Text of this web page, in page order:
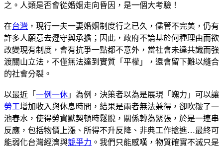
之。人類是否會從婚姻走向昏因，是一個大考驗！
在台灣 ，現行一夫一妻婚姻制度行之已久，儘管不完美，仍有
許多人願意去遵守與承擔；因此，政府不論基於何種理由而欲
改變現有制度，會有抗爭一點都不意外，當社會未達共識而強
渡關山立法，不僅無法達到實質「平權」，還會留下難以縫合
的社會分裂。
以最近「 一例一休 」為例，決策者以為是展現「魄力」可以讓
勞工增加收入與休息時間，結果是兩者無法兼得，卻吹皺了一
池春水，使得勞資默契頓時鬆脫，關係轉為緊張，於是一連串
反應，包括物價上漲、所得不升反降、非典工作搶進…最終可
能弱化台灣經濟與競爭力 。我們只能感嘆，物質確實不滅只是